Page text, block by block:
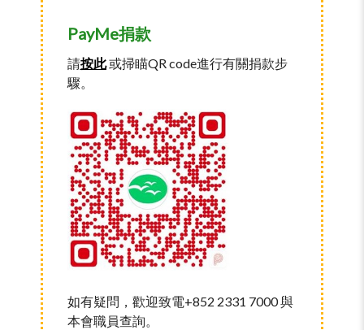
PayMe捐款
請按此或掃瞄QR code進行有關捐款步
驟。
如有疑問，歡迎致電+852 2331 7000 與
本會職員查詢。